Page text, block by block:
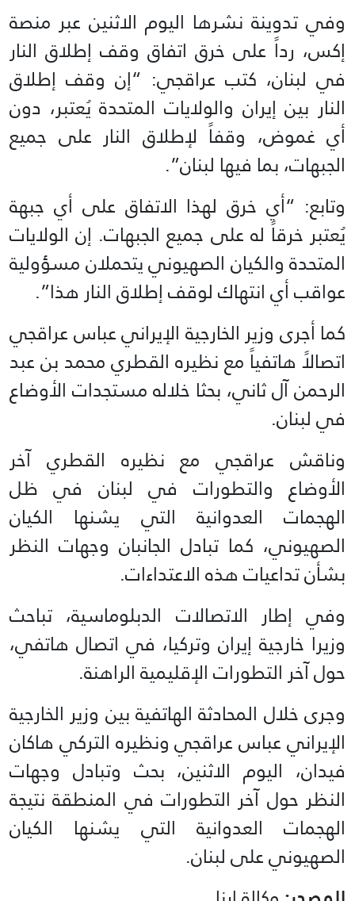
وفي تدوينة نشرها اليوم الاثنين عبر منصة
إكس، رداً على خرق اتفاق وقف إطلاق النار
في لبنان، كتب عراقجي: “إن وقف إطلاق
النار بين إيران والولايات المتحدة يُعتبر، دون
أي غموض، وقفاً لإطلاق النار على جميع
الجبهات، بما فيها لبنان”.
وتابع: “أي خرق لهذا الاتفاق على أي جبهة
يُعتبر خرقاً له على جميع الجبهات. إن الولايات
المتحدة والكيان الصهيوني يتحملان مسؤولية
عواقب أي انتهاك لوقف إطلاق النار هذا”.
كما أجرى وزير الخارجية الإيراني عباس عراقجي
اتصالاً هاتفياً مع نظيره القطري محمد بن عبد
الرحمن آل ثاني، بحثا خلاله مستجدات الأوضاع
في لبنان.
وناقش عراقجي مع نظيره القطري آخر
الأوضاع والتطورات في لبنان في ظل
الهجمات العدوانية التي يشنها الكيان
الصهيوني، كما تبادل الجانبان وجهات النظر
بشأن تداعيات هذه الاعتداءات.
وفي إطار الاتصالات الدبلوماسية، تباحث
وزيرا خارجية إيران وتركيا، في اتصال هاتفي،
حول آخر التطورات الإقليمية الراهنة.
وجرى خلال المحادثة الهاتفية بين وزير الخارجية
الإيراني عباس عراقجي ونظيره التركي هاكان
فيدان، اليوم الاثنين، بحث وتبادل وجهات
النظر حول آخر التطورات في المنطقة نتيجة
الهجمات العدوانية التي يشنها الكيان
الصهيوني على لبنان.